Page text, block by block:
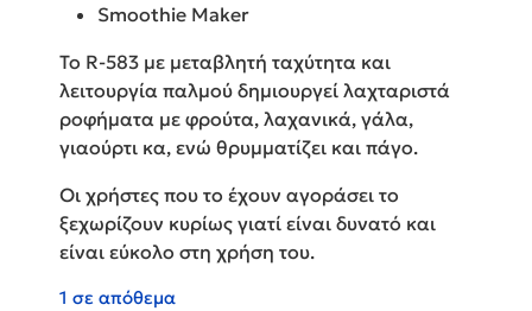
Smoothie Maker
Το R-583 με μεταβλητή ταχύτητα και
λειτουργία παλμού δημιουργεί λαχταριστά
ροφήματα με φρούτα, λαχανικά, γάλα,
γιαούρτι κα, ενώ θρυμματίζει και πάγο.
Οι χρήστες που το έχουν αγοράσει το
ξεχωρίζουν κυρίως γιατί είναι δυνατό και
είναι εύκολο στη χρήση του.
1 σε απόθεμα